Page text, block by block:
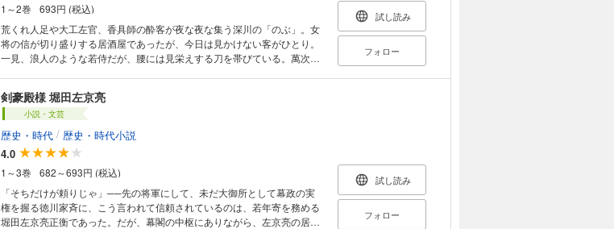
1～2巻
693円 (税込)
荒くれ人足や大工左官、香具師の酔客が夜な夜な集う深川の「のぶ」。女
将の信が切り盛りする居酒屋であったが、今日は見かけない客がひとり。
一見、浪人のような若侍だが、腰には見栄えする刀を帯びている。萬次郎
うと、庶民と同じ暮らしをして政を見直すべく、町に出ていたのだった。
そこで見聞きしたのは、萬次郎と同じ御三卿・一橋家の横暴な策略。一橋
治済は、野菜の産地を将軍家の鷹狩り場にしようと土地を買い占め、農民
たちを苦しめていたのだ。兄とともにその野心を阻もうと立ち上がる萬次
郎。民の願いは果たして天に通じるのか──!?
試し読み
フォロー
剣豪殿様 堀田左京亮
小説・文芸
歴史・時代 / 歴史・時代小説
4.0
1～3巻
682～693円 (税込)
「そちだけが頼りじゃ」──先の将軍にして、未だ大御所として幕政の実
権を握る徳川家斉に、こう言われて信頼されているのは、若年寄を務める
堀田左京亮正衡であった。だが、幕閣の中枢にありながら、左京亮の居所
試し読み
フォロー